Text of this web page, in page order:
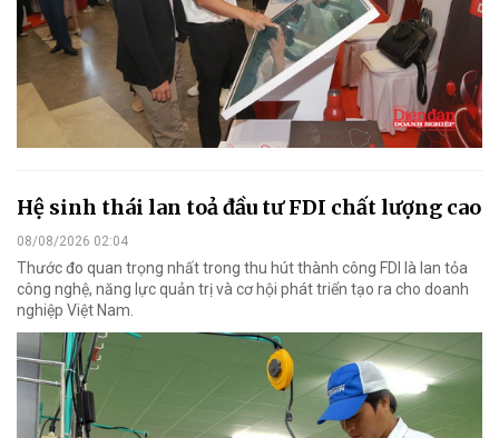
Hệ sinh thái lan toả đầu tư FDI chất lượng cao
08/08/2026 02:04
Thước đo quan trọng nhất trong thu hút thành công FDI là lan tỏa
công nghệ, năng lực quản trị và cơ hội phát triển tạo ra cho doanh
nghiệp Việt Nam.